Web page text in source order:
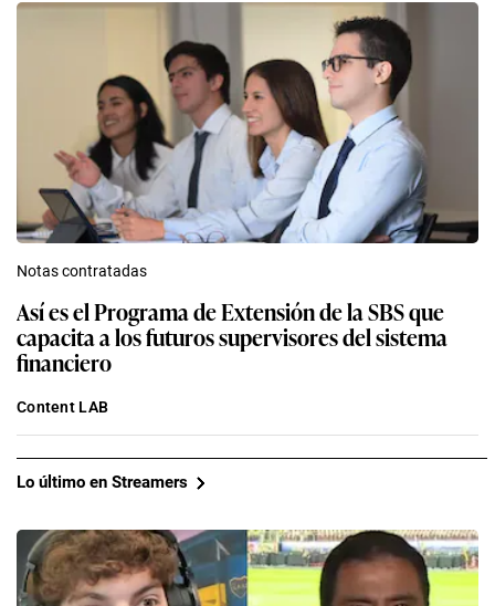
Notas contratadas
Así es el Programa de Extensión de la SBS que
capacita a los futuros supervisores del sistema
financiero
Content LAB
Lo último en Streamers